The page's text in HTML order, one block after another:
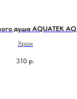
душа AQUATEK
Хром
310 р.